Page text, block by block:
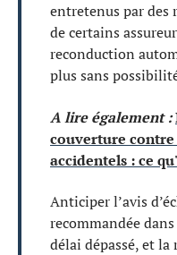
entretenus par des
de certains
reconduction
plus sans
A lire également :
couverture contre
accidentels : ce
Anticiper l’avis
recommandée
délai dépassé, et